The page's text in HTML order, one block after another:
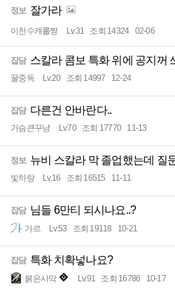
정보 잘가라
이천수캐롤짱 Lv.31 조회 14324 02-06
잡담 스칼라 콤보 특화 위에 공지꺼
꿀중독 Lv.20 조회 14997 12-24
잡담 다른건 안바란다..
가슴큰꾸냥 Lv.70 조회 17770 11-13
정보 뉴비 스칼라 막 졸업했는데 질
빛하랑 Lv.16 조회 16515 11-11
잡담 님들 6만티 되시나요..?
가르 Lv.53 조회 19118 10-21
잡담 특화 치확넣나요?
붉은사막 Lv.91 조회 16786 10-17